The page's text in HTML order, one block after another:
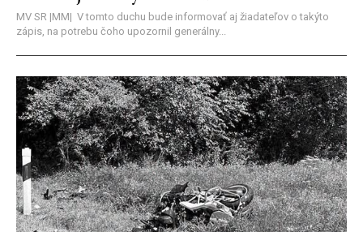
MV SR |MM| V tomto duchu bude informovať aj žiadateľov o takýto
zápis, na potrebu čoho upozornil generálny...